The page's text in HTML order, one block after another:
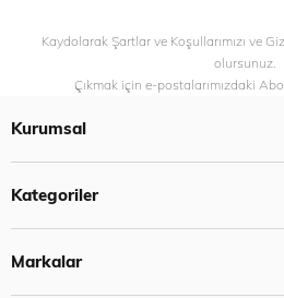
Kaydolarak Şartlar ve Koşullarımızı ve
olursunuz.
Çıkmak için e-postalarımızdaki
Kurumsal
Kategoriler
Markalar